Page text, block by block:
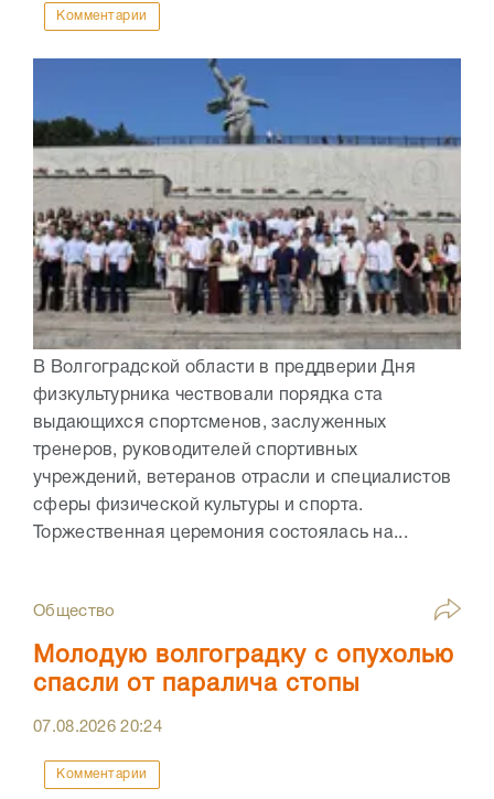
Комментарии
В Волгоградской области в преддверии Дня
физкультурника чествовали порядка ста
выдающихся спортсменов, заслуженных
тренеров, руководителей спортивных
учреждений, ветеранов отрасли и специалистов
сферы физической культуры и спорта.
Торжественная церемония состоялась на...
Общество
Молодую волгоградку с опухолью
спасли от паралича стопы
07.08.202620:24
Комментарии